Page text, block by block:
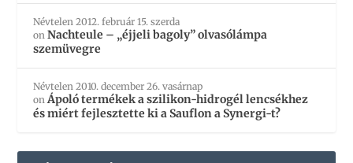
Névtelen 2012. február 15. szerda
onNachteule – „éjjeli bagoly” olvasólámpa
szemüvegre
Névtelen 2010. december 26. vasárnap
onÁpoló termékek a szilikon-hidrogél lencsékhez
és miért fejlesztette ki a Sauflon a Synergi-t?